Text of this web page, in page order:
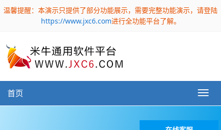
温馨提醒：本演示只提供了部分功能展示，需要完整功能演示，请登陆
https://www.jxc6.com进行全功能平台了解。
首页